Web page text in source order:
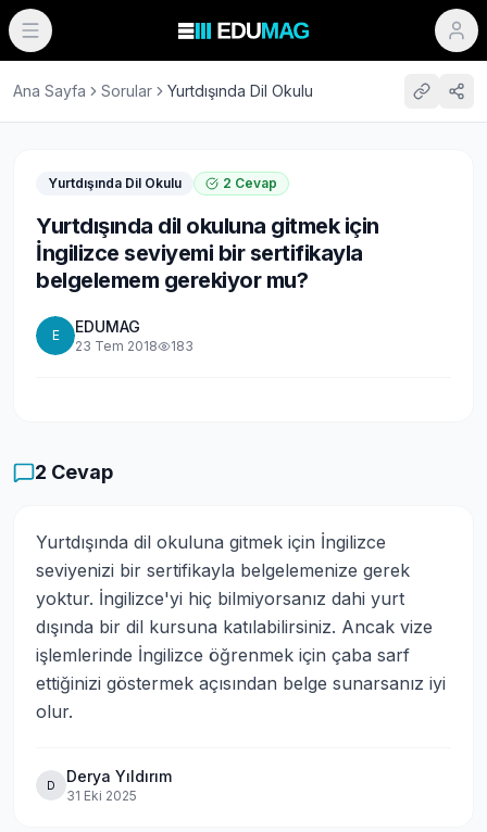
Ana Sayfa Sorular Yurtdışında Dil Okulu
Yurtdışında Dil Okulu 2 Cevap
Yurtdışında dil okuluna gitmek için
İngilizce seviyemi bir sertifikayla
belgelemem gerekiyor mu?
E EDUMAG
23 Tem 2018 183
2 Cevap
Yurtdışında dil okuluna gitmek için İngilizce
seviyenizi bir sertifikayla belgelemenize gerek
yoktur. İngilizce'yi hiç bilmiyorsanız dahi yurt
dışında bir dil kursuna katılabilirsiniz. Ancak vize
işlemlerinde İngilizce öğrenmek için çaba sarf
ettiğinizi göstermek açısından belge sunarsanız iyi
olur.
D Derya Yıldırım
31 Eki 2025